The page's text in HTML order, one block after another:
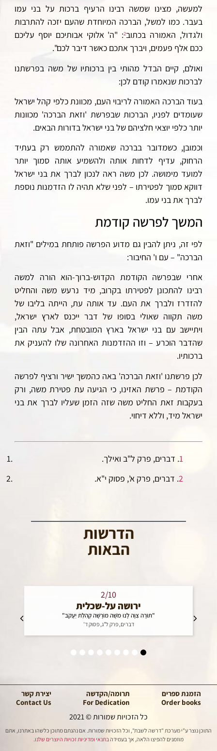
למעשה, מצינו שמשה רבינו הרעיף ברכות על בני עמו
בעבר. כמו למשל, הברכה המיוחדת שהעם יזכה להתרבות
ולגדול, האמורה בכתוב2: "ה' אלוקי אבותיכם יוסף עליכם
ככם אלף פעמים, ויברך אתכם כאשר דיבר לכם".
ואולם, קיים הבדל מהותי בין ברכותיו של משה בפרשתנו
לברכות שנאמרו קודם לכן:
בעוד הברכה האמורה לריבוי העם, מכוונת כלפי קהל ישראל
שעומדים לפניו, הברכות שבפרשת 'וזאת הברכה' מכוונות
יותר כלפי יוצאי חלציהם של בני ישראל בדורות הבאים.
וכמובן, כשמדובר בברכה שאמורה להתממש רק בעתיד
הרחוק, עדיף לדחות אותה ולהשמיע אותה סמוך יותר
למועד מימושה. לכן משה ראה לנכון לברך את בני ישראל
דווקא סמוך לפטירתו – לפני שלא תהיה לו הזדמנות נוספת
לברך את בני עמו.
המשך לפרשה קודמת
לפי זה, ניתן להבין גם מדוע הפרשה פותחת במילים "וזאת
הברכה" – עם ו' החיבור:
אחרי שבפרשה הקודמת הקדוש-ברוך-הוא הורה למשה
רבינו להתכונן לפטירתו בקרוב, מיד נרעש משה והחליט
להזדרז ולברך את העם. עד אותה עת, הייתה בליבו של
משה תקווה שאולי בסופו של דבר ייכנס לארץ ישראל,
ויתיישב עם בני ישראל בארץ המובטחת, אבל עתה הבין
שהדבר הוכרע – וזו ההזדמנות האחרונה שלו להעניק את
ברכותיו.
לכן פרשתנו 'וזאת הברכה' באה כהמשך ישיר ורציף לפרשה
הקודמת – פרשת האזינו, כי הגיעה עת פטירת משה, ורק
בעקבות זאת החליט משה שזה הזמן שעליו לברך את בני
ישראל מיד, וללא דיחוי.
1. דברים, פרק ל"ב ואילך.
2. דברים, פרק א', פסוק י"א.
הדרשות
הבאות
2/10
ירושה על-שכלית
"תּוֹרָה צִוָּה לָנוּ מֹשֶׁה מוֹרָשָׁה קְהִלַּת יַעֲקֹב"
דברים, פרק ל"ג, פסוק ד'
הזמנת ספרים
Order books
תרומה/הקדשה
For Dedication
יצירת קשר
Contact Us
כל הזכויות שמורות © 2021
התוכן נוצר ע"י מערכת "דרשה לשבת", וכל הזכויות שמורות. אם נהנתם מתוכן כלשהו באתרנו, אתם
מוזמנים להפיצו הלאה, אך בעמידה בתנאי ומדיניות זכויות היוצרים שלנו.